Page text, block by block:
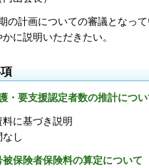
の計画についての審議となっ
に説明いただきたい。
・要支援認定者数の推計につい
に基づき説明
し
被保険者保険料の算定について